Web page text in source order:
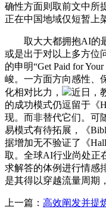
确性方面则取前文中所
正在中国地域仅短暂上
取大大都拥抱AI的最
或是出于对以上多方位
的申明“Get Paid for
峻。一方面方向感性、
化相对比力，
近日，
的成功模式仍逗留于《
现。而非替代它们。可
易模式有待拓展，《
据增加无不验证了《
取。全球AI行业尚处正
求解答的体例进行情感
是其得以穿越流量周期
上一篇： 高效阐发并提